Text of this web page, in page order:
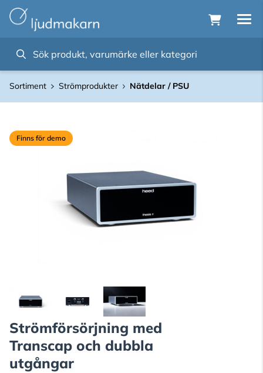
Sortiment Strömprodukter Nätdelar / PSU
Finns för demo
Strömförsörjning med
Transcap och dubbla
utgångar